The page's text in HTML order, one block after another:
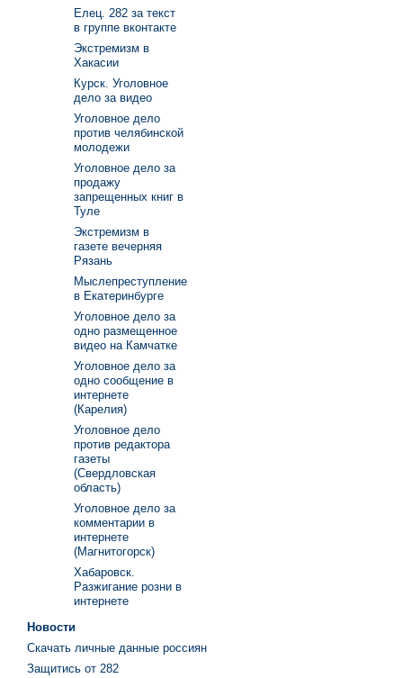
Елец. 282 за текст
в группе вконтакте
Экстремизм в
Хакасии
Курск. Уголовное
дело за видео
Уголовное дело
против челябинской
молодежи
Уголовное дело за
продажу
запрещенных книг в
Туле
Экстремизм в
газете вечерняя
Рязань
Мыслепреступление
в Екатеринбурге
Уголовное дело за
одно размещенное
видео на Камчатке
Уголовное дело за
одно сообщение в
интернете
(Карелия)
Уголовное дело
против редактора
газеты
(Свердловская
область)
Уголовное дело за
комментарии в
интернете
(Магнитогорск)
Хабаровск.
Разжигание розни в
интернете
Новости
Скачать личные данные россиян
Защитись от 282